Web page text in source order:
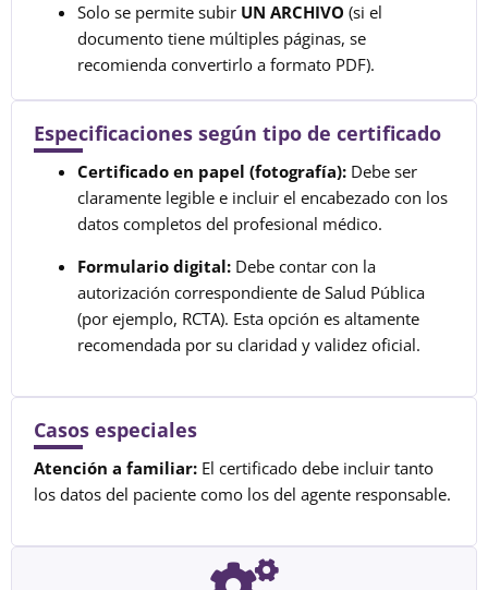
Solo se permite subir UN ARCHIVO (si el
documento tiene múltiples páginas, se
recomienda convertirlo a formato PDF).
Especificaciones según tipo de certificado
Certificado en papel (fotografía): Debe ser
claramente legible e incluir el encabezado con los
datos completos del profesional médico.
Formulario digital: Debe contar con la
autorización correspondiente de Salud Pública
(por ejemplo, RCTA). Esta opción es altamente
recomendada por su claridad y validez oficial.
Casos especiales
Atención a familiar: El certificado debe incluir tanto
los datos del paciente como los del agente responsable.